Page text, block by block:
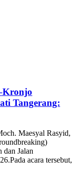
Tangerang:
Maesyal Rasyid,
dan Jalan
acara tersebut,